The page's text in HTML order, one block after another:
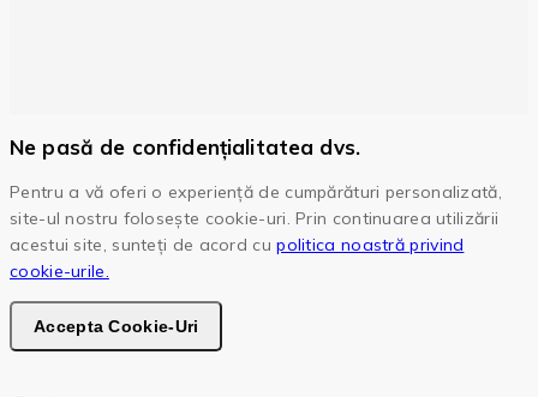
Ne pasă de confidențialitatea dvs.
Pentru a vă oferi o experiență de cumpărături personalizată,
site-ul nostru folosește cookie-uri. Prin continuarea utilizării
acestui site, sunteți de acord cupolitica noastră privind
cookie-urile.
Accepta Cookie-Uri